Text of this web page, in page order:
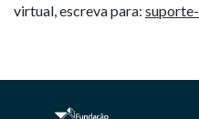
virtual, escreva para: